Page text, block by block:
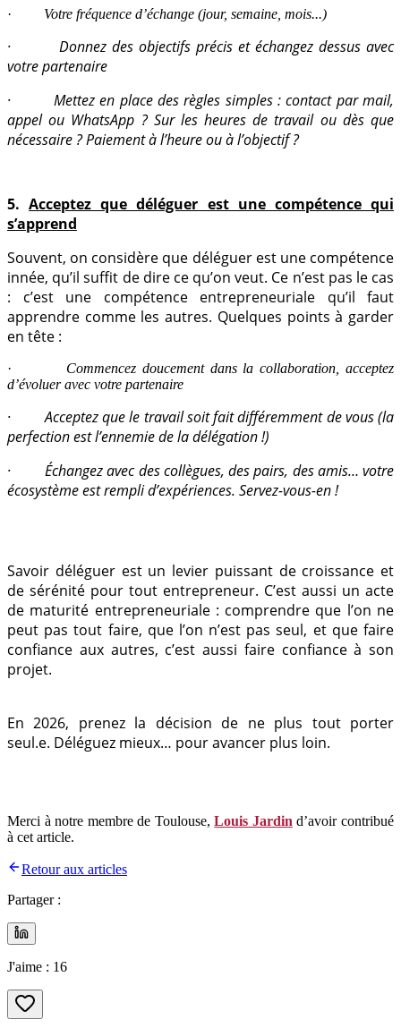
· Votre fréquence d’échange (jour, semaine, mois...)
· Donnez des objectifs précis et échangez dessus avec
votre partenaire
· Mettez en place des règles simples : contact par mail,
appel ou WhatsApp ? Sur les heures de travail ou dès que
nécessaire ? Paiement à l’heure ou à l’objectif ?
5.Acceptez que déléguer est une compétence qui
s’apprend
Souvent, on considère que déléguer est une compétence
innée, qu’il suffit de dire ce qu’on veut. Ce n’est pas le cas
: c’est une compétence entrepreneuriale qu’il faut
apprendre comme les autres. Quelques points à garder
en tête :
·
Commencez doucement dans la collaboration, acceptez
d’évoluer avec votre partenaire
· Acceptez que le travail soit fait différemment de vous (la
perfection est l’ennemie de la délégation !)
· Échangez avec des collègues, des pairs, des amis… votre
écosystème est rempli d’expériences. Servez-vous-en !
Savoir déléguer est un levier puissant de croissance et
de sérénité pour tout entrepreneur. C’est aussi un acte
de maturité entrepreneuriale : comprendre que l’on ne
peut pas tout faire, que l’on n’est pas seul, et que faire
confiance aux autres, c’est aussi faire confiance à son
projet.
En 2026, prenez la décision de ne plus tout porter
seul.e. Déléguez mieux… pour avancer plus loin.
Merci à notre membre de Toulouse,Louis Jardin d’avoir contribué
à cet article.
Retour aux articles
Partager :
J'aime : 16